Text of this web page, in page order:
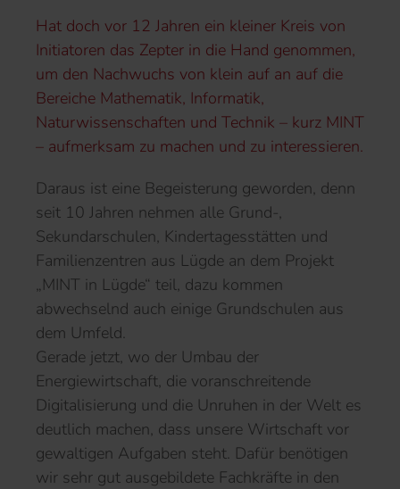
Hat doch vor 12 Jahren ein kleiner Kreis von
Initiatoren das Zepter in die Hand genommen,
um den Nachwuchs von klein auf an auf die
Bereiche Mathematik, Informatik,
Naturwissenschaften und Technik – kurz MINT
– aufmerksam zu machen und zu interessieren.
Daraus ist eine Begeisterung geworden, denn
seit 10 Jahren nehmen alle Grund-,
Sekundarschulen, Kindertagesstätten und
Familienzentren aus Lügde an dem Projekt
„MINT in Lügde“ teil, dazu kommen
abwechselnd auch einige Grundschulen aus
dem Umfeld.
Gerade jetzt, wo der Umbau der
Energiewirtschaft, die voranschreitende
Digitalisierung und die Unruhen in der Welt es
deutlich machen, dass unsere Wirtschaft vor
gewaltigen Aufgaben steht. Dafür benötigen
wir sehr gut ausgebildete Fachkräfte in den